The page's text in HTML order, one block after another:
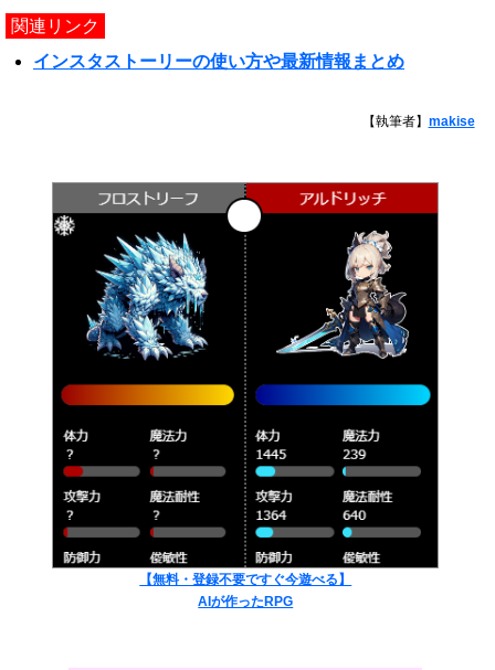
関連リンク
インスタストーリーの使い方や最新情報まとめ
【執筆者】 makise
【無料・登録不要ですぐ今遊べる】
AIが作ったRPG